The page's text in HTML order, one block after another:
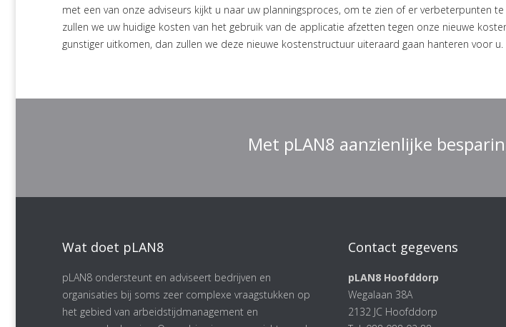
met een van onze adviseurs kijkt u naar uw planningsproces, om te zien of er verbeterpunten te
zullen we uw huidige kosten van het gebruik van de applicatie afzetten tegen onze nieuwe
gunstiger uitkomen, dan zullen we deze nieuwe kostenstructuur uiteraard gaan hanteren voor u.
Met pLAN8 aanzienlijke
Wat doet pLAN8
pLAN8 ondersteunt en adviseert bedrijven en
organisaties bij soms zeer complexe vraagstukken op
het gebied van arbeidstijdmanagement en
Contact gegevens
pLAN8 Hoofddorp
Wegalaan 38A
2132 JC Hoofddorp